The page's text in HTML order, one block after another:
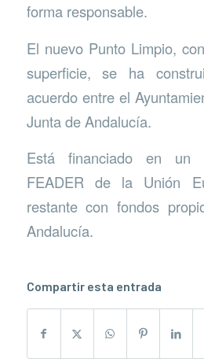
forma responsable.
El nuevo Punto Limpio,
superficie, se ha
acuerdo entre el
Junta de Andalucía.
Está financiado en un
FEADER de la Unión
restante con fondos
Andalucía.
Compartir esta entrada